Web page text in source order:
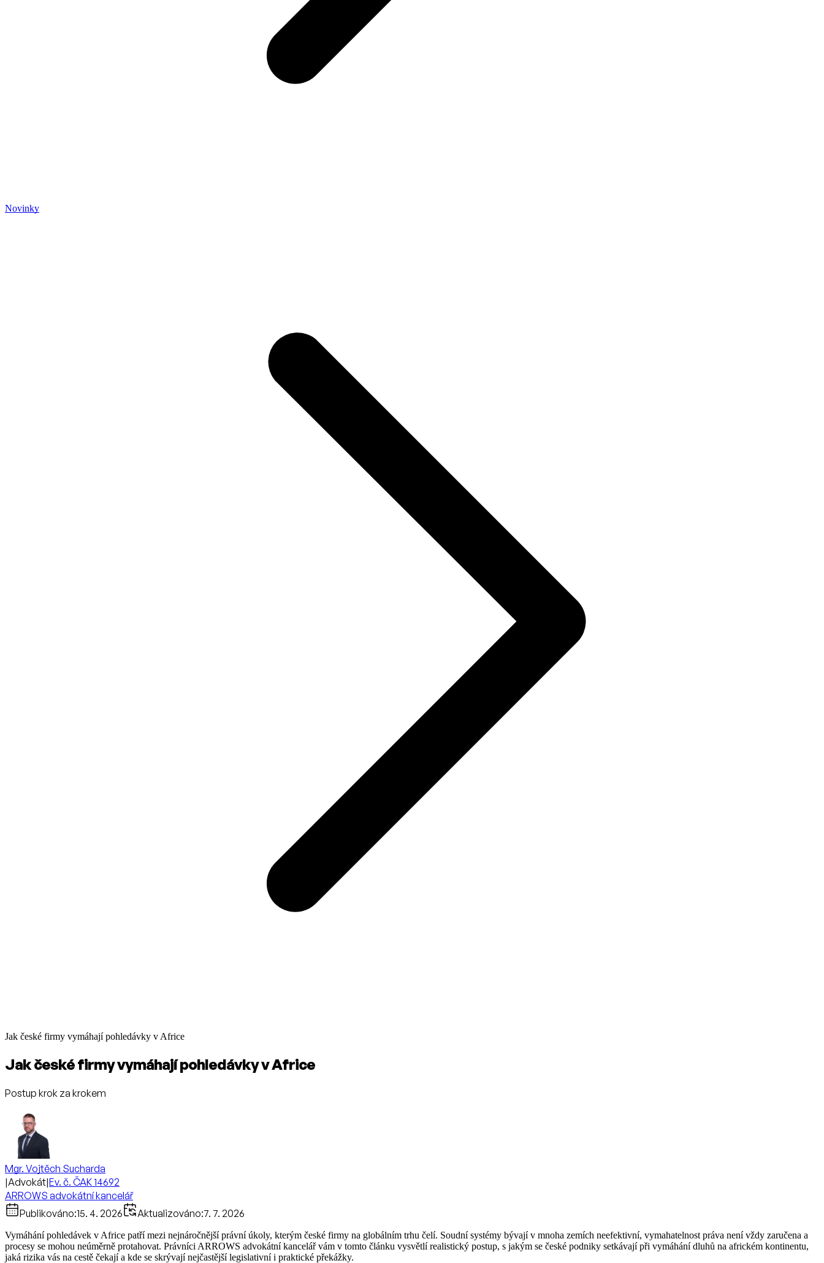
Novinky
Jak české firmy vymáhají pohledávky v Africe
Jak české firmy vymáhají pohledávky v Africe
Postup krok za krokem
Mgr. Vojtěch Sucharda
|Advokát|Ev. č. ČAK 14692
ARROWS advokátní kancelář
Publikováno:15. 4. 2026 Aktualizováno:7. 7. 2026
Vymáhání pohledávek v Africe patří mezi nejnáročnější právní úkoly, kterým české firmy na globálním trhu čelí. Soudní systémy bývají v mnoha zemích neefektivní, vymahatelnost práva není vždy zaručena a
procesy se mohou neúměrně protahovat. Právníci ARROWS advokátní kancelář vám v tomto článku vysvětlí realistický postup, s jakým se české podniky setkávají při vymáhání dluhů na africkém kontinentu,
jaká rizika vás na cestě čekají a kde se skrývají nejčastější legislativní i praktické překážky.